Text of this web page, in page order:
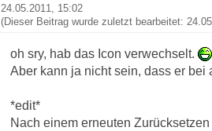
24.05.2011, 15:02
(Dieser Beitrag wurde zuletzt bearbeitet:
oh sry, hab das Icon verwechselt.
Aber kann ja nicht sein, dass er bei
*edit*
Nach einem erneuten